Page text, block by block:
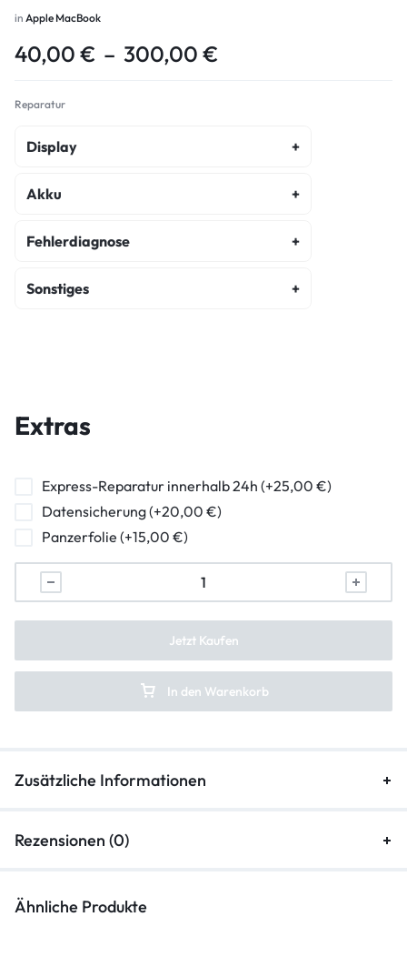
in Apple MacBook
40,00 € – 300,00 €
Reparatur
Display
Display Original Refurbished Reparatur
Akku
Akku Austausch
Fehlerdiagnose
Kostenvoranschlag
Sonstiges
Extras
Express-Reparatur innerhalb 24h (+25,00 €)
Datensicherung (+20,00 €)
Panzerfolie (+15,00 €)
In den Warenkorb
Jetzt Kaufen
Zusätzliche Informationen
Rezensionen (0)
Ähnliche Produkte